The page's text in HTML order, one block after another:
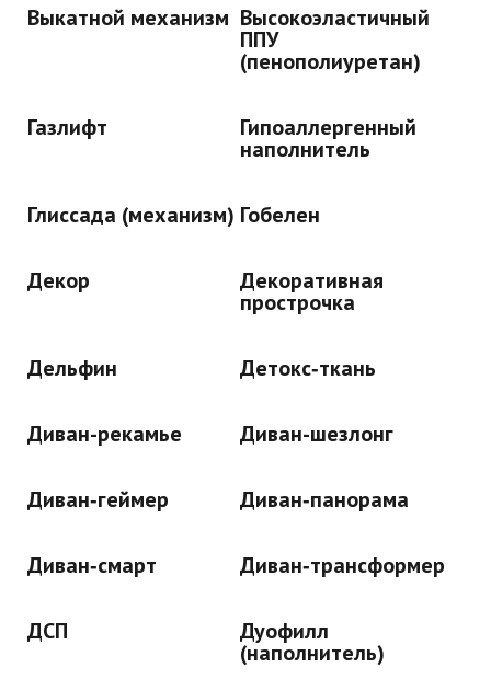
Выкатной механизм Высокоэластичный
ППУ
(пенополиуретан)
Газлифт Гипоаллергенный
наполнитель
Глиссада (механизм) Гобелен
Декор Декоративная
прострочка
Дельфин Детокс‑ткань
Диван-рекамье Диван-шезлонг
Диван‑геймер Диван‑панорама
Диван‑смарт Диван‑трансформер
ДСП Дуофилл
(наполнитель)